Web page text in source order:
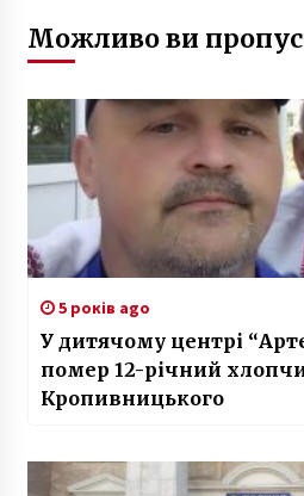
Можливо ви
5 років ago
У дитячому центрі
помер 12-річний
Кропивницького